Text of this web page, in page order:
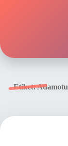
Etiket:Adamotu